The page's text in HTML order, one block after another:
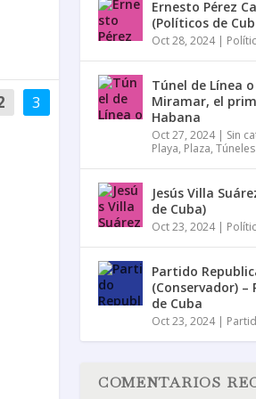
3
Ernesto Pérez
(Políticos de
Oct 28, 2024|
Túnel de Línea
Miramar, el
Habana
Oct 27, 2024| Sin
Playa, Plaza,Túneles
Jesús Villa
de Cuba)
Oct 23, 2024|
Partido
(Conservador) –
de Cuba
Oct 23, 2024|
COMENTARIOS